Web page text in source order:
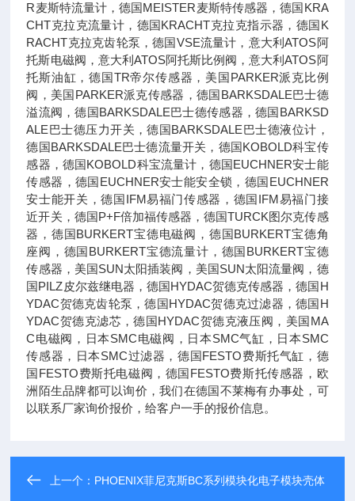
R麦斯特流量计，德国MEISTER麦斯特传感器，德国KRA
CHT克拉克流量计，德国KRACHT克拉克指示器，德国K
RACHT克拉克齿轮泵，德国VSE流量计，意大利ATOS阿
托斯电磁阀，意大利ATOS阿托斯比例阀，意大利ATOS阿
托斯油缸，德国TR帝尔传感器，美国PARKER派克比例
阀，美国PARKER派克传感器，德国BARKSDALE巴士德
溢流阀，德国BARKSDALE巴士德传感器，德国BARKSD
ALE巴士德压力开关，德国BARKSDALE巴士德液位计，
德国BARKSDALE巴士德流量开关，德国KOBOLD科宝传
感器，德国KOBOLD科宝流量计，德国EUCHNER安士能
传感器，德国EUCHNER安士能安全锁，德国EUCHNER
安士能开关，德国IFM易福门传感器，德国IFM易福门接
近开关，德国P+F倍加福传感器，德国TURCK图尔克传感
器，德国BURKERT宝德电磁阀，德国BURKERT宝德角
座阀，德国BURKERT宝德流量计，德国BURKERT宝德
传感器，美国SUN太阳插装阀，美国SUN太阳流量阀，德
国PILZ皮尔兹继电器，德国HYDAC贺德克传感器，德国H
YDAC贺德克齿轮泵，德国HYDAC贺德克过滤器，德国H
YDAC贺德克滤芯，德国HYDAC贺德克液压阀，美国MA
C电磁阀，日本SMC电磁阀，日本SMC气缸，日本SMC
传感器，日本SMC过滤器，德国FESTO费斯托气缸，德
国FESTO费斯托电磁阀，德国FESTO费斯托传感器，欧
洲陌生品牌都可以询价，我们在德国不莱梅有办事处，可
以联系厂家询价报价，给客户一手的报价信息。
上一个： PHOENIX菲尼克斯BC系列模块化电子模块壳体